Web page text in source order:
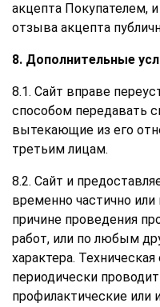
акцепта Покупателем,
отзыва акцепта
8. Дополнительные
8.1. Сайт вправе
способом передавать
вытекающие из его
третьим лицам.
8.2. Сайт и
временно частично
причине проведения
работ, или по любым
характера.
периодически
профилактические или